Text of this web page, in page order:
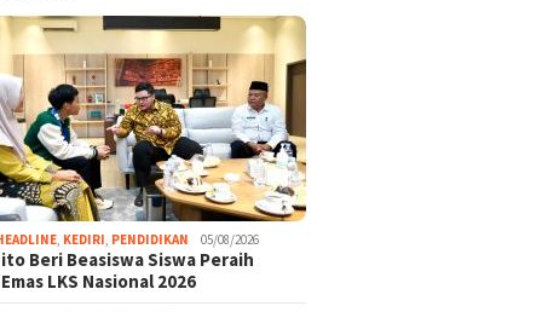
KEDIRI PENDIDIKAN 05/08/2026
Beri Beasiswa Siswa Peraih
LKS Nasional 2026